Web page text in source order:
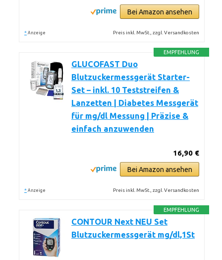
Bei Amazon ansehen
* Anzeige Preis inkl. MwSt., zzgl. Versandkosten
EMPFEHLUNG
GLUCOFAST Duo
Blutzuckermessgerät Starter-
Set – inkl. 10 Teststreifen &
Lanzetten | Diabetes Messgerät
für mg/dl Messung | Präzise &
einfach anzuwenden
16,90 €
Bei Amazon ansehen
* Anzeige Preis inkl. MwSt., zzgl. Versandkosten
EMPFEHLUNG
CONTOUR Next NEU Set
Blutzuckermessgerät mg/dl,1St